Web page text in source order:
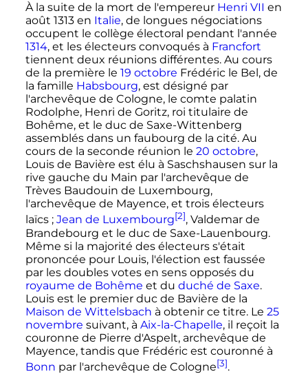
À la suite de la mort de l'empereur Henri VII en
août 1313en Italie, de longues négociations
occupent le collège électoral pendant l'année
1314, et les électeurs convoqués à Francfort
tiennent deux réunions différentes. Au cours
de la première le 19 octobre Frédéric le Bel, de
la famille Habsbourg, est désigné par
l'archevêque de Cologne, le comte palatin
Rodolphe, Henri de Goritz, roi titulaire de
Bohême, et le duc de Saxe-Wittenberg
assemblés dans un faubourg de la cité. Au
cours de la seconde réunion le 20 octobre,
Louis de Bavière est élu à Saschshausen sur la
rive gauche du Main par l'archevêque de
Trèves Baudouin de Luxembourg,
l'archevêque de Mayence, et trois électeurs
laïcs ; Jean de Luxembourg[2], Valdemar de
Brandebourg et le duc de Saxe-Lauenbourg.
Même si la majorité des électeurs s'était
prononcée pour Louis, l'élection est faussée
par les doubles votes en sens opposés du
royaume de Bohême et du duché de Saxe.
Louis est le premier duc de Bavière de la
Maison de Wittelsbach à obtenir ce titre. Le 25
novembre suivant, à Aix-la-Chapelle, il reçoit la
couronne de Pierre d'Aspelt, archevêque de
Mayence, tandis que Frédéric est couronné à
Bonn par l'archevêque de Cologne[3].